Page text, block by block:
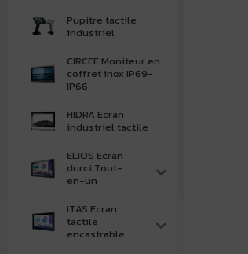
Pupitre tactile
industriel
CIRCEE Moniteur en
coffret inox IP69-
IP66
HIDRA Ecran
industriel tactile
ELIOS Ecran
durci Tout-
en-un
ITAS Ecran
tactile
encastrable